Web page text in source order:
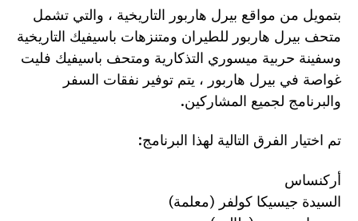
بتمويل من مواقع بيرل هاربور التاريخية ، والتي تشمل
متحف بيرل هاربور للطيران ومتنزهات باسيفيك التاريخية
وسفينة حربية ميسوري التذكارية ومتحف باسيفيك فليت
غواصة في بيرل هاربور ، يتم توفير نفقات السفر
والبرنامج لجميع المشاركين.
تم اختيار الفرق التالية لهذا البرنامج:
أركنساس
السيدة جيسيكا كولفر (معلمة)